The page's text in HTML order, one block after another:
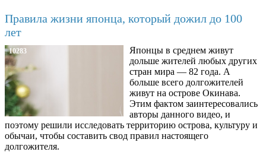
Правила жизни японца, который дожил до 100
лет
10283
Японцы в среднем живут
дольше жителей любых других
стран мира — 82 года. А
больше всего долгожителей
живут на острове Окинава.
Этим фактом заинтересовались
авторы данного видео, и
поэтому решили исследовать территорию острова, культуру и
обычаи, чтобы составить свод правил настоящего
долгожителя.